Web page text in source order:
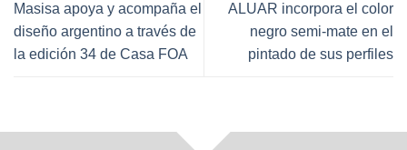
Masisa apoya y acompaña el
diseño argentino a través de
la edición 34 de Casa FOA
ALUAR incorpora el color
negro semi-mate en el
pintado de sus perfiles